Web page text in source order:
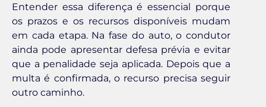
Entender essa diferença é essencial porque
os prazos e os recursos disponíveis mudam
em cada etapa. Na fase do auto, o condutor
ainda pode apresentar defesa prévia e evitar
que a penalidade seja aplicada. Depois que a
multa é confirmada, o recurso precisa seguir
outro caminho.